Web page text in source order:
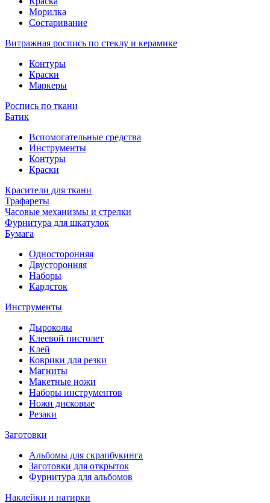
Морилка
Состаривание
Витражная роспись по стеклу и керамике
Контуры
Краски
Маркеры
Роспись по ткани
Батик
Вспомогательные средства
Инструменты
Контуры
Краски
Красители для ткани
Трафареты
Часовые механизмы и стрелки
Фурнитура для шкатулок
Бумага
Односторонняя
Двусторонняя
Наборы
Кардсток
Инструменты
Дыроколы
Клеевой пистолет
Клей
Коврики для резки
Магниты
Макетные ножи
Наборы инструментов
Ножи дисковые
Резаки
Заготовки
Альбомы для скрапбукинга
Заготовки для открыток
Фурнитура для альбомов
Наклейки и натирки